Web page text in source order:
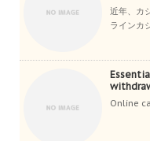
近年、カ
ラインカ
Online